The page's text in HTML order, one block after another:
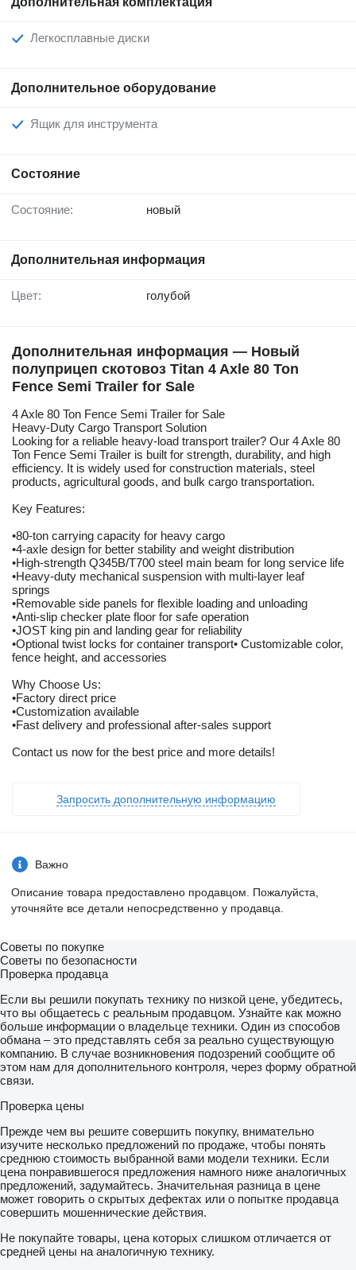
Легкосплавные диски
Дополнительное оборудование
Ящик для инструмента
Состояние
Состояние: новый
Дополнительная информация
Цвет: голубой
Дополнительная информация — Новый
полуприцеп скотовоз Titan 4 Axle 80 Ton
Fence Semi Trailer for Sale
4 Axle 80 Ton Fence Semi Trailer for Sale
Heavy-Duty Cargo Transport Solution
Looking for a reliable heavy-load transport trailer? Our 4 Axle 80
Ton Fence Semi Trailer is built for strength, durability, and high
efficiency. It is widely used for construction materials, steel
products, agricultural goods, and bulk cargo transportation.
Key Features:
•80-ton carrying capacity for heavy cargo
•4-axle design for better stability and weight distribution
•High-strength Q345B/T700 steel main beam for long service life
•Heavy-duty mechanical suspension with multi-layer leaf
springs
•Removable side panels for flexible loading and unloading
•Anti-slip checker plate floor for safe operation
•JOST king pin and landing gear for reliability
•Optional twist locks for container transport• Customizable color,
fence height, and accessories
Why Choose Us:
•Factory direct price
•Customization available
•Fast delivery and professional after-sales support
Contact us now for the best price and more details!
Запросить дополнительную информацию
Важно
Описание товара предоставлено продавцом. Пожалуйста,
уточняйте все детали непосредственно у продавца.
Советы по покупке
Советы по безопасности
Проверка продавца
Если вы решили покупать технику по низкой цене, убедитесь,
что вы общаетесь с реальным продавцом. Узнайте как можно
больше информации о владельце техники. Один из способов
обмана – это представлять себя за реально существующую
компанию. В случае возникновения подозрений сообщите об
этом нам для дополнительного контроля, через форму обратной
связи.
Проверка цены
Прежде чем вы решите совершить покупку, внимательно
изучите несколько предложений по продаже, чтобы понять
среднюю стоимость выбранной вами модели техники. Если
цена понравившегося предложения намного ниже аналогичных
предложений, задумайтесь. Значительная разница в цене
может говорить о скрытых дефектах или о попытке продавца
совершить мошеннические действия.
Не покупайте товары, цена которых слишком отличается от
средней цены на аналогичную технику.